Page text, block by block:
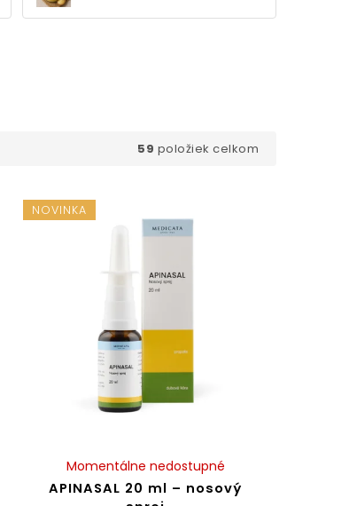
59 položiek celkom
NOVINKA
APINASAL 20 ml – nosový
Momentálne nedostupné